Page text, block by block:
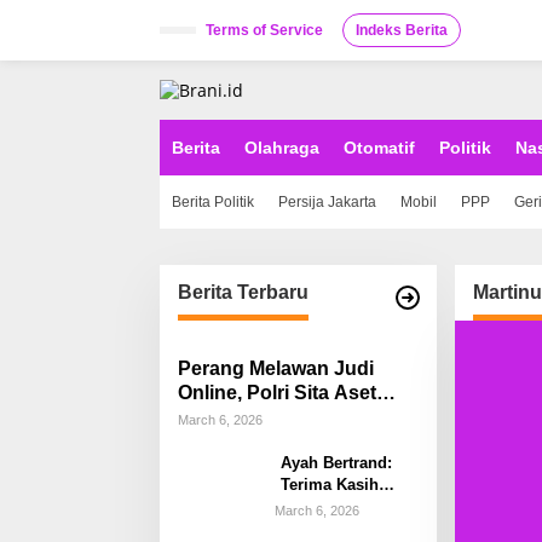
Terms of Service Indeks Berita
Berita Olahraga Otomatif Politik
Berita Politik Persija Jakarta Mobil PPP
Berita Terbaru
Perang Melawan Judi
Online, Polri Sita Aset
Rp58 Miliar Hasil Tindak
March 6, 2026
Ayah Bertrand:
Terima Kasih
Kapolda Sulsel,
March 6, 2026